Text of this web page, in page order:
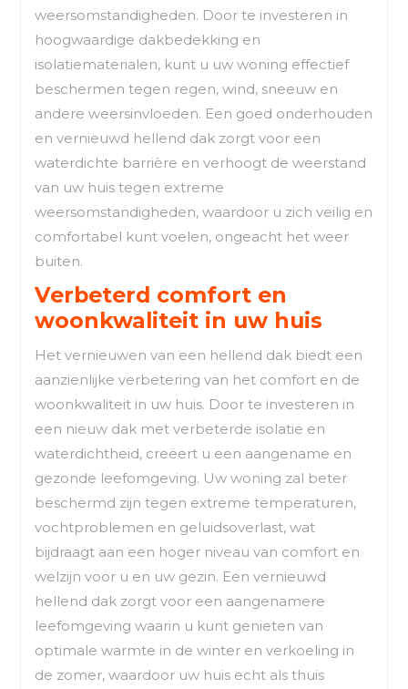
weersomstandigheden. Door te investeren in
hoogwaardige dakbedekking en
isolatiematerialen, kunt u uw woning effectief
beschermen tegen regen, wind, sneeuw en
andere weersinvloeden. Een goed onderhouden
en vernieuwd hellend dak zorgt voor een
waterdichte barrière en verhoogt de weerstand
van uw huis tegen extreme
weersomstandigheden, waardoor u zich veilig en
comfortabel kunt voelen, ongeacht het weer
buiten.
Verbeterd comfort en
woonkwaliteit in uw huis
Het vernieuwen van een hellend dak biedt een
aanzienlijke verbetering van het comfort en de
woonkwaliteit in uw huis. Door te investeren in
een nieuw dak met verbeterde isolatie en
waterdichtheid, creëert u een aangename en
gezonde leefomgeving. Uw woning zal beter
beschermd zijn tegen extreme temperaturen,
vochtproblemen en geluidsoverlast, wat
bijdraagt aan een hoger niveau van comfort en
welzijn voor u en uw gezin. Een vernieuwd
hellend dak zorgt voor een aangenamere
leefomgeving waarin u kunt genieten van
optimale warmte in de winter en verkoeling in
de zomer, waardoor uw huis echt als thuis